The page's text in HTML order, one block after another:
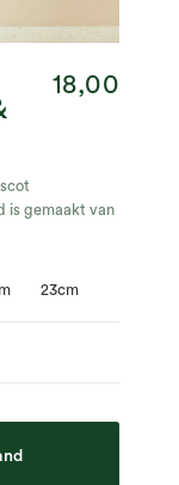
18,00
is gemaakt van
23cm